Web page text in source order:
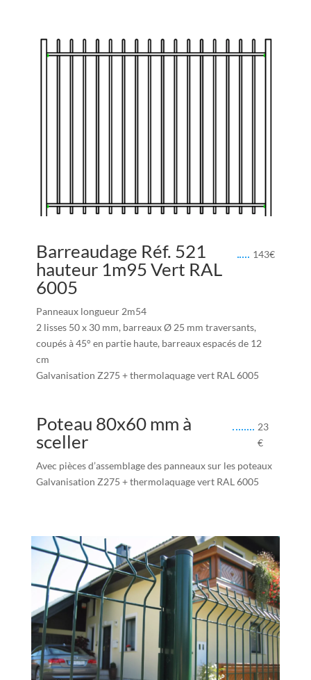
Barreaudage Réf. 521
hauteur 1m95 Vert RAL
6005
143€
Panneaux longueur 2m54
2 lisses 50 x 30 mm, barreaux Ø 25 mm traversants,
coupés à 45° en partie haute, barreaux espacés de 12
cm
Galvanisation Z275 + thermolaquage vert RAL 6005
Poteau 80x60 mm à
sceller
23
€
Avec pièces d’assemblage des panneaux sur les poteaux
Galvanisation Z275 + thermolaquage vert RAL 6005